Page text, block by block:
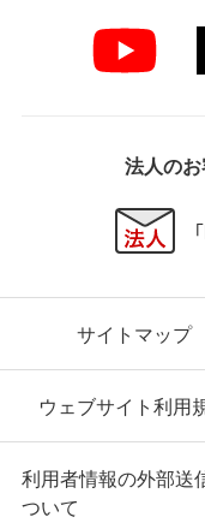
法人の
サイトマップ
ウェブサイト利用
利用者情報の外部送
ついて